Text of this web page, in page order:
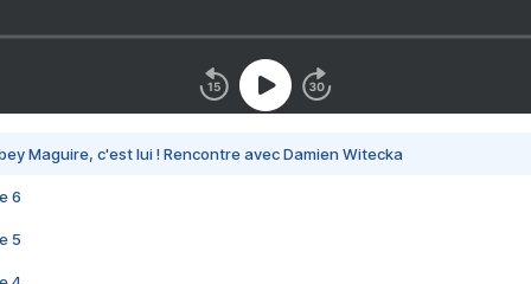
Maguire, c'est lui ! Rencontre avec Damien Witecka
6
5